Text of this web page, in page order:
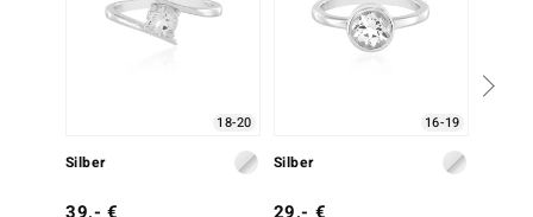
18-20
Silber
16-19
Silber